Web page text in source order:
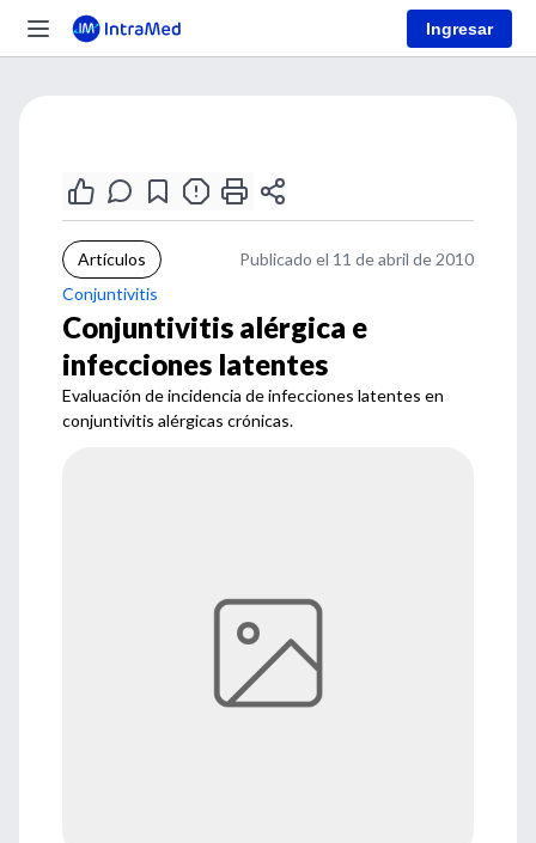
Ingresar
Artículos
Publicado el 11 de abril de 2010
Conjuntivitis
Conjuntivitis alérgica e
infecciones latentes
Evaluación de incidencia de infecciones latentes en
conjuntivitis alérgicas crónicas.